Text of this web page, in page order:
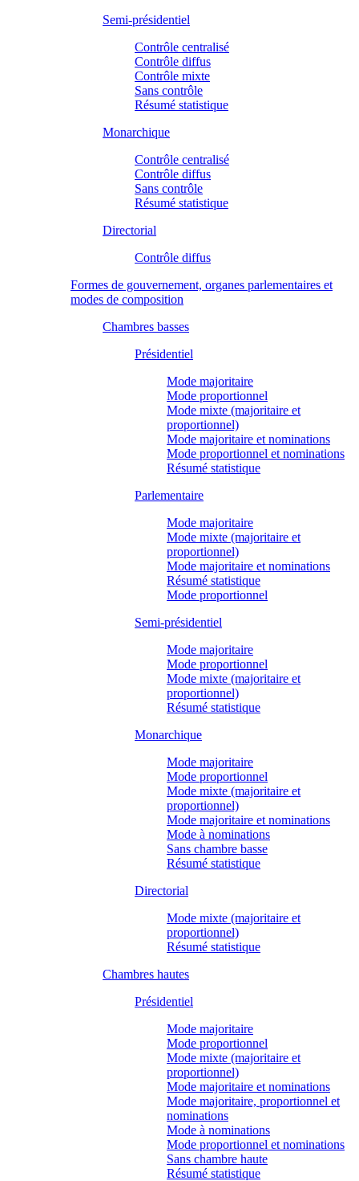
Semi-présidentiel
Contrôle centralisé
Contrôle diffus
Contrôle mixte
Sans contrôle
Résumé statistique
Monarchique
Contrôle centralisé
Contrôle diffus
Sans contrôle
Résumé statistique
Directorial
Contrôle diffus
Formes de gouvernement, organes parlementaires et
modes de composition
Chambres basses
Présidentiel
Mode majoritaire
Mode proportionnel
Mode mixte (majoritaire et
proportionnel)
Mode majoritaire et nominations
Mode proportionnel et nominations
Résumé statistique
Parlementaire
Mode majoritaire
Mode mixte (majoritaire et
proportionnel)
Mode majoritaire et nominations
Résumé statistique
Mode proportionnel
Semi-présidentiel
Mode majoritaire
Mode proportionnel
Mode mixte (majoritaire et
proportionnel)
Résumé statistique
Monarchique
Mode majoritaire
Mode proportionnel
Mode mixte (majoritaire et
proportionnel)
Mode majoritaire et nominations
Mode à nominations
Sans chambre basse
Résumé statistique
Directorial
Mode mixte (majoritaire et
proportionnel)
Résumé statistique
Chambres hautes
Présidentiel
Mode majoritaire
Mode proportionnel
Mode mixte (majoritaire et
proportionnel)
Mode majoritaire et nominations
Mode majoritaire, proportionnel et
nominations
Mode à nominations
Mode proportionnel et nominations
Sans chambre haute
Résumé statistique